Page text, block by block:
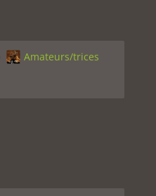
Amateurs/trices